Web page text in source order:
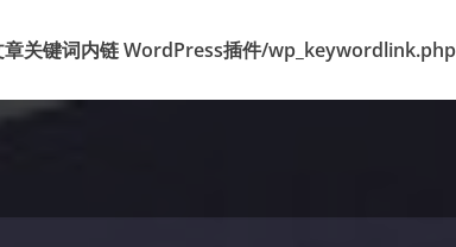
关键词内链 WordPress插件/wp_keywordlink.php